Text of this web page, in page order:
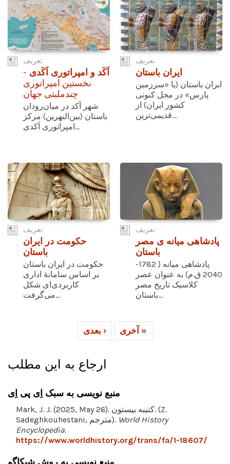
تعریف
اَکَد و امپراتوری اَکَدی -
نخستین امپراتوری
چندملیتی جهان
شهر اَکد در میان‌رودان
باستان (بین‌النهرین) مرکز
امپراتوری اَکدی...
تعریف
ایران باستان
ایران باستان (یا «سرزمین
پارس» در محل کنونی
کشور ایران) از
قدیمی‌ترین...
تعریف
حکومت در ایران
باستان
حکومت در ایران باستان
بر اساس سامانۀ اداری
کاربردی‌ای شکل
می‌گرفت...
تعریف
پادشاهی میانه ی مصر
باستان
پادشاهی میانه ( 1782-
2040 ق.م) به عنوان عصر
کلاسیک تاریخ مصر
باستان...
بعدی › آخری »
ارجاع به این مطلب
منبع نویسی به سبک اِی پی اِی
Mark, J. J. (2025, May 26). کتیبه بیستون. (Z.
Sadeghkouhestani, مترجم). World History
Encyclopedia.
https://www.worldhistory.org/trans/fa/1-18607/